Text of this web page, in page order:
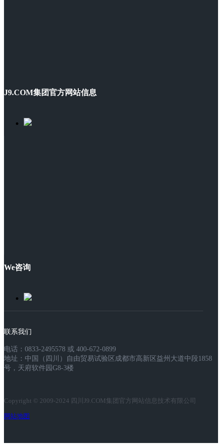
J9.COM集团官方网站信息
We咨询
联系我们
电话：0833-2495578 或 400-672-0899
地址：中国（四川）自由贸易试验区成都市高新区益州大道中段1858
号，天府软件园G8-3楼
Copyright © 2009-2024 四川J9.COM集团官方网站信息技术有限公司
网站地图